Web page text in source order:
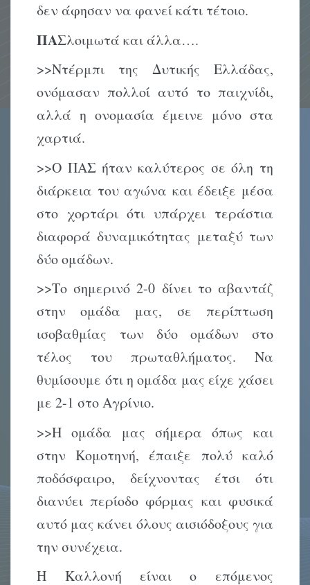
δεν άφησαν να φανεί κάτι τέτοιο.
ΠΑΣλοιμωτά και άλλα….
>>Ντέρμπι της Δυτικής Ελλάδας,
ονόμασαν πολλοί αυτό το παιχνίδι,
αλλά η ονομασία έμεινε μόνο στα
χαρτιά.
>>Ο ΠΑΣ ήταν καλύτερος σε όλη τη
διάρκεια του αγώνα και έδειξε μέσα
στο χορτάρι ότι υπάρχει τεράστια
διαφορά δυναμικότητας μεταξύ των
δύο ομάδων.
>>Το σημερινό 2-0 δίνει το αβαντάζ
στην ομάδα μας, σε περίπτωση
ισοβαθμίας των δύο ομάδων στο
τέλος του πρωταθλήματος. Να
θυμίσουμε ότι η ομάδα μας είχε χάσει
με 2-1 στο Αγρίνιο.
>>Η ομάδα μας σήμερα όπως και
στην Κομοτηνή, έπαιξε πολύ καλό
ποδόσφαιρο, δείχνοντας έτσι ότι
διανύει περίοδο φόρμας και φυσικά
αυτό μας κάνει όλους αισιόδοξους για
την συνέχεια.
Η Καλλονή είναι ο επόμενος